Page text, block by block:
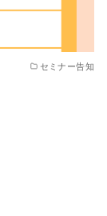
セミナー告知